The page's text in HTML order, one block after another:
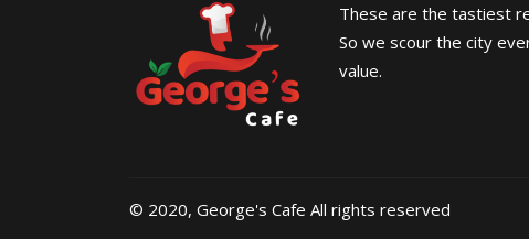
These are the tastiest
So we scour the city
value.
© 2020, George's Cafe All rights reserved